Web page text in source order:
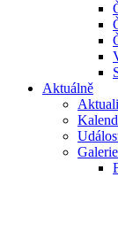
Aktuálně
Galerie